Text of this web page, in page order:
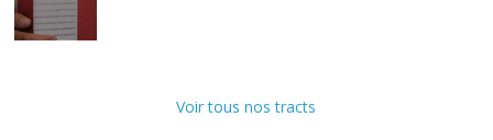
Voir tous nos tracts